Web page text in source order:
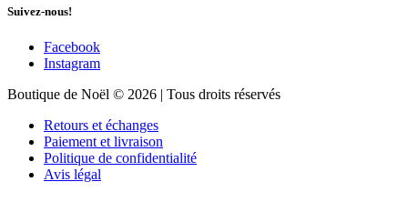
Suivez-nous!
Facebook
Instagram
Boutique de Noël © 2026 | Tous droits réservés
Retours et échanges
Paiement et livraison
Politique de confidentialité
Avis légal